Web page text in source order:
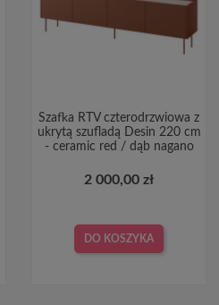
Szafka RTV czterodrzwiowa z
ukrytą szufladą Desin 220 cm
- ceramic red / dąb nagano
2 000,00 zł
DO KOSZYKA